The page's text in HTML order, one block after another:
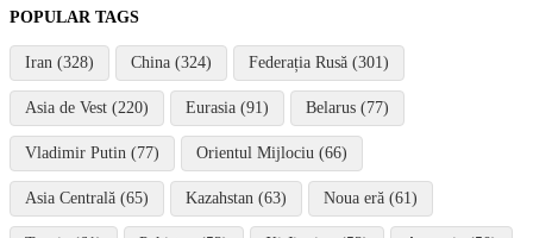
POPULAR TAGS
Iran (328) China (324) Federația Rusă (301)
Asia de Vest (220) Eurasia (91) Belarus (77)
Vladimir Putin (77) Orientul Mijlociu (66)
Asia Centrală (65) Kazahstan (63) Noua eră (61)